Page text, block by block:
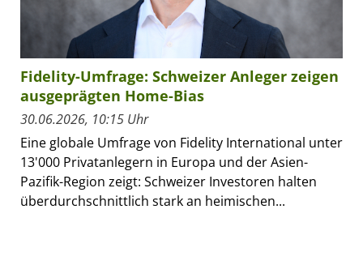
Fidelity-Umfrage: Schweizer Anleger zeigen
ausgeprägten Home-Bias
30.06.2026, 10:15 Uhr
Eine globale Umfrage von Fidelity International unter
13'000 Privatanlegern in Europa und der Asien-
Pazifik-Region zeigt: Schweizer Investoren halten
überdurchschnittlich stark an heimischen...